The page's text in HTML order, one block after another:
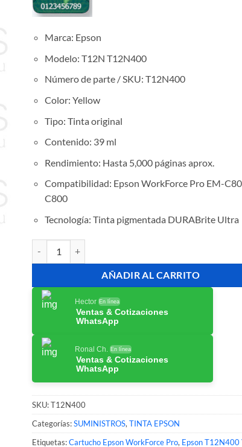
Marca: Epson
Modelo: T12N T12N400
Número de parte / SKU: T12N400
Color: Yellow
Tipo: Tinta original
Contenido: 39 ml
Rendimiento: Hasta 5,000 páginas aprox.
Compatibilidad: Epson WorkForce Pro EM-
C800
Tecnología: Tinta pigmentada DURABrite Ultra
AÑADIR AL CARRITO
Hector En línea
Ventas & Cotizaciones
WhatsApp
Ronal Ch. En línea
Ventas & Cotizaciones
WhatsApp
SKU:T12N400
Categorías:SUMINISTROS, TINTA EPSON
Etiquetas:Cartucho Epson WorkForce Pro, Epson T12N400